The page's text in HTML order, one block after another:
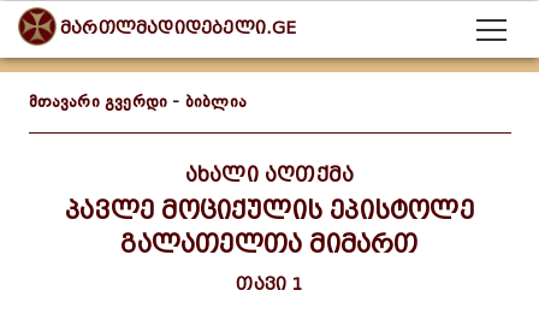
მართლმადიდებელი.GE
მთავარი გვერდი - ბიბლია
ახალი აღთქმა
პავლე მოციქულის ეპისტოლე
გალათელთა მიმართ
თავი 1